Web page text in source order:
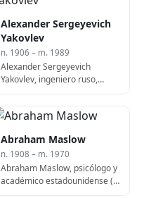
Alexander Sergeyevich
Yakovlev
n. 1906 – m. 1989
Alexander Sergeyevich
Yakovlev, ingeniero ruso,
Bureau (f. 1989)
Abraham Maslow
n. 1908 – m. 1970
Abraham Maslow, psicólogo y
académico estadounidense (n.